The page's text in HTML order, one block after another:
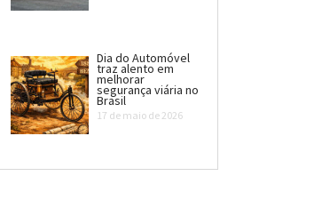
Dia do Automóvel
traz alento em
melhorar
segurança viária no
Brasil
17 de maio de 2026